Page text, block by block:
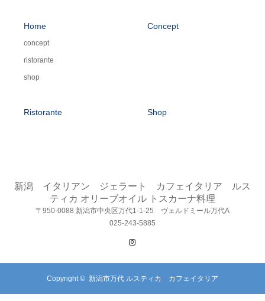
Home
concept
ristorante
shop
Concept
Ristorante Shop
新潟 イタリアン ジェラート カフェイタリア ルス
ティカ オリーブオイル トスカーナ料理
〒950-0088 新潟市中央区万代1-1-25 ヴェルドミール万代A
025-243-5885
Copyright © 新潟市万代 ルスティカ カフェイタリア